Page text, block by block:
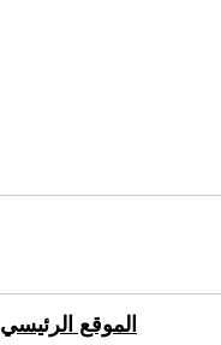
الموقع الرئيسي